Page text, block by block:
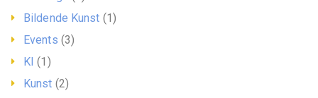
Bildende Kunst (1)
Events (3)
KI (1)
Kunst (2)